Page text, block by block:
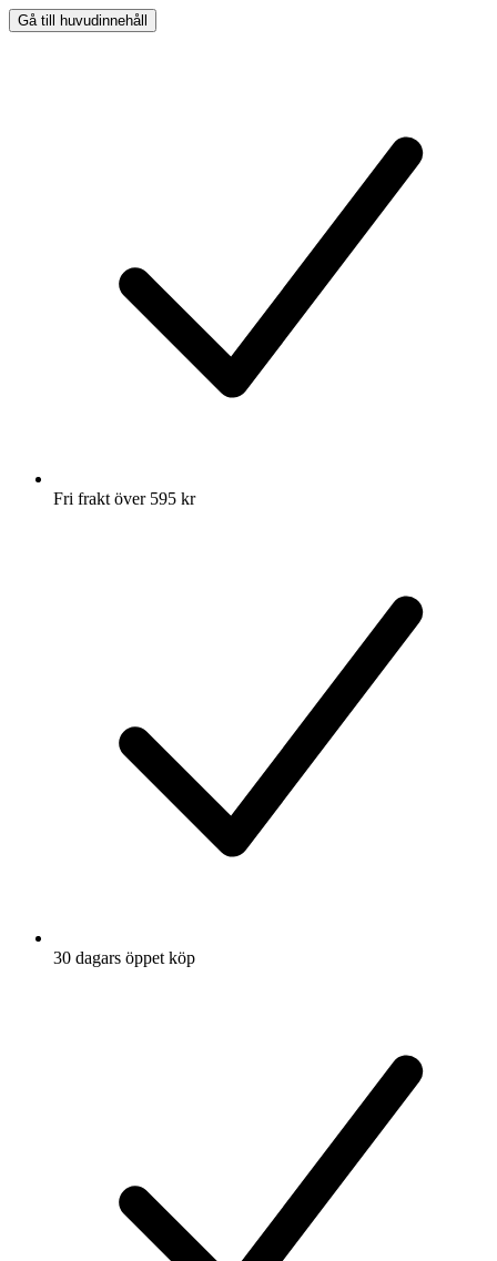
Gå till huvudinnehåll
Fri frakt över 595 kr
30 dagars öppet köp